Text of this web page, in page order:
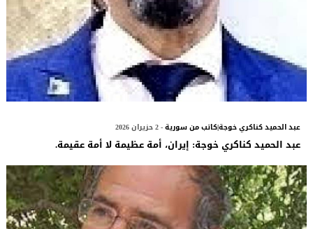
عبد الحميد كناكري خوجة|كاتب من سورية- 2 حزيران 2026
عبد الحميد كناكري خوجة: إيران، أمة عظيمة لا أمة عقيمة.